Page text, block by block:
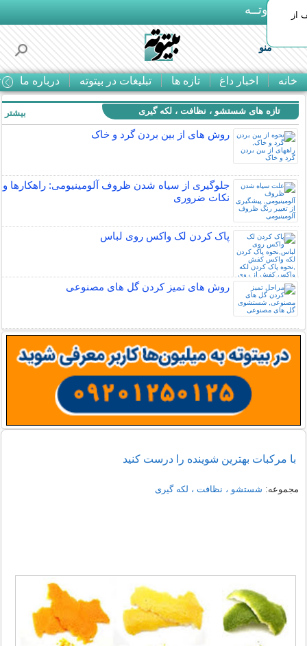
بـیتوتــه
منو
خانه اخبار داغ تازه ها تبلیغات در بیتوته درباره ما
تخفیف از
تازه های شستشو ، نظافت ، لکه گیری
روش های از بين بردن گرد و خاک
جلوگیری از سیاه شدن ظروف آلومینیومی: راهکارها و
نکات ضروری
پاک کردن لک واکس روی لباس
روش های تمیز کردن گل های مصنوعی
بیشتر
با مرکبات بهترین شوینده را درست کنید
مجموعه: شستشو ، نظافت ، لکه گیری